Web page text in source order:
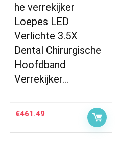
he verrekijker
Loepes LED
Verlichte 3.5X
Dental Chirurgische
Hoofdband
Verrekijker…
€461.49